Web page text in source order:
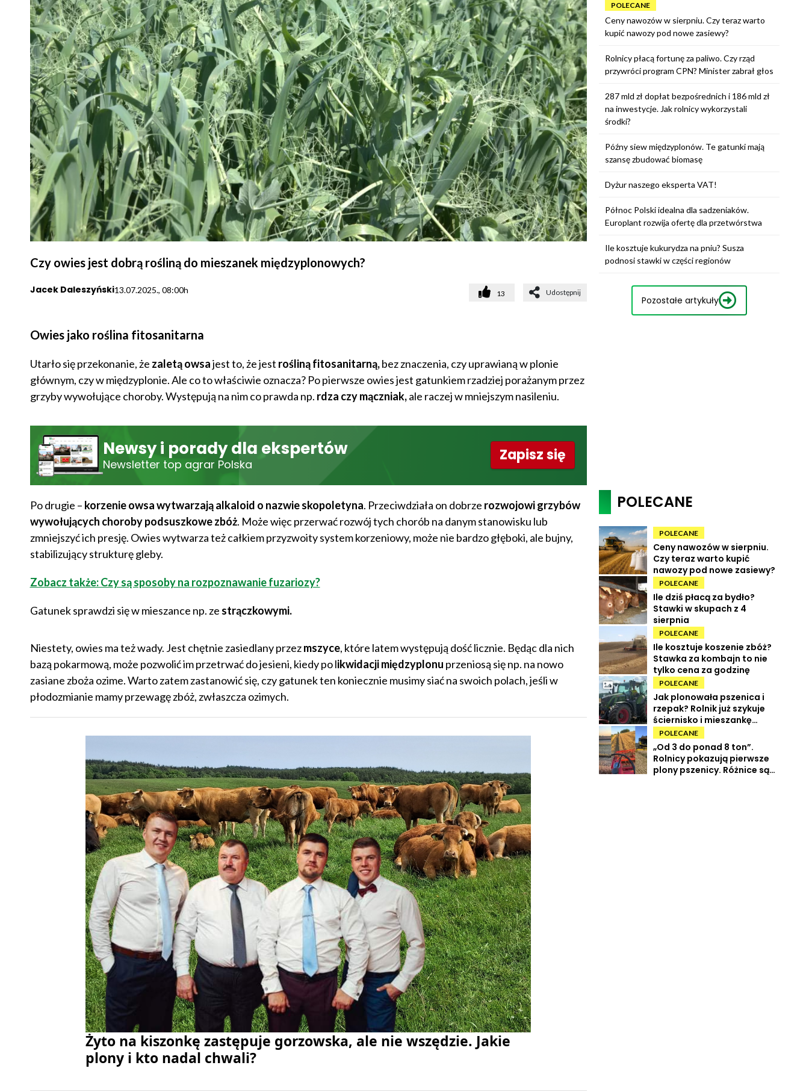
Czy owies jest dobrą rośliną do mieszanek międzyplonowych?
Jacek Daleszyński13.07.2025., 08:00h 13 Udostępnij
Owies jako roślina fitosanitarna
Utarło się przekonanie, że zaletą owsajest to, że jest rośliną fitosanitarną,bez znaczenia, czy uprawianą w plonie
głównym, czy w międzyplonie. Ale co to właściwie oznacza? Po pierwsze owies jest gatunkiem rzadziej porażanym przez
grzyby wywołujące choroby. Występują na nim co prawda np. rdza czy mączniak,ale raczej w mniejszym nasileniu.
Newsy i porady dla ekspertów
Newsletter top agrar Polska
Zapisz się
Po drugie – korzenie owsa wytwarzają alkaloid o nazwie skopoletyna. Przeciwdziała on dobrze rozwojowi grzybów
wywołujących choroby podsuszkowe zbóż. Może więc przerwać rozwój tych chorób na danym stanowisku lub
zmniejszyć ich presję. Owies wytwarza też całkiem przyzwoity system korzeniowy, może nie bardzo głęboki, ale bujny,
stabilizujący strukturę gleby.
Zobacz także: Czy są sposoby na rozpoznawanie fuzariozy?
Gatunek sprawdzi się w mieszance np. ze strączkowymi.
Niestety, owies ma też wady. Jest chętnie zasiedlany przezmszyce, które latem występują dość licznie. Będąc dla nich
bazą pokarmową, może pozwolić im przetrwać do jesieni, kiedy po likwidacji międzyplonu przeniosą się np. na nowo
zasiane zboża ozime. Warto zatem zastanowić się, czy gatunek ten koniecznie musimy siać na swoich polach, jeśli w
płodozmianie mamy przewagę zbóż, zwłaszcza ozimych.
Żyto na kiszonkę zastępuje gorzowska, ale nie wszędzie. Jakie
plony i kto nadal chwali?
POLECANE
Ceny nawozów w sierpniu. Czy teraz warto
kupić nawozy pod nowe zasiewy?
Rolnicy płacą fortunę za paliwo. Czy rząd
przywróci program CPN? Minister zabrał głos
287 mld zł dopłat bezpośrednich i 186 mld zł
na inwestycje. Jak rolnicy wykorzystali
środki?
Późny siew międzyplonów. Te gatunki mają
szansę zbudować biomasę
Dyżur naszego eksperta VAT!
Północ Polski idealna dla sadzeniaków.
Europlant rozwija ofertę dla przetwórstwa
Ile kosztuje kukurydza na pniu? Susza
podnosi stawki w części regionów
Pozostałe artykuły
POLECANE
POLECANE
Ceny nawozów w sierpniu.
Czy teraz warto kupić
nawozy pod nowe zasiewy?
POLECANE
Ile dziś płacą za bydło?
Stawki w skupach z 4
sierpnia
POLECANE
Ile kosztuje koszenie zbóż?
Stawka za kombajn to nie
tylko cena za godzinę
POLECANE
Jak plonowała pszenica i
rzepak? Rolnik już szykuje
ściernisko i mieszankę
międzyplonową
POLECANE
„Od 3 do ponad 8 ton”.
Rolnicy pokazują pierwsze
plony pszenicy. Różnice są